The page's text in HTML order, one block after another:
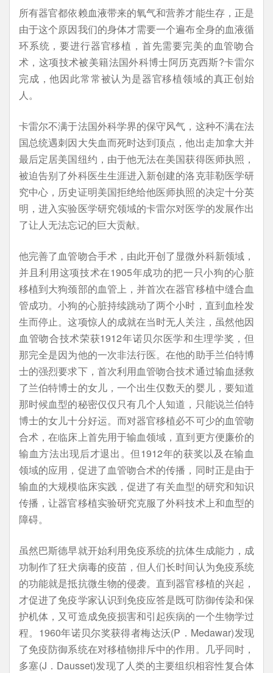
所有器官都依赖血液带来的氧气和营养才能生存，正是
由于这个原因我们的身体才需要一个遍布全身的血液循
环系统，要进行器官移植，首先需要完美的血管吻合
术，这项技术被美籍法国外科博士阿历克西斯?卡雷尔
完成，他因此常常被认为是器官移植领域的真正创始
人。
卡雷尔不满于法国外科学界的保守风气，这种不满在法
国总统遇刺因大失血而死时达到顶点，他出走加拿大并
最后定居美国纽约，由于他无法在美国获得医师执照，
被迫告别了外科医生生涯进入新创建的洛克菲勒医学研
究中心，历史证明美国拒绝给他医师执照的决定十分英
明，进入实验医学研究领域的卡雷尔对医学的发展作出
了让人无法忘记的巨大贡献。
他完善了血管吻合手术，由此开创了显微外科新领域，
并且利用这项技术在1905年成功的把一只小狗的心脏
移植到大狗颈部的血管上，并首次在器官移植中缝合血
管成功。小狗的心脏持续跳动了两个小时，直到血栓发
生而停止。这项惊人的成就在当时无人关注，虽然他因
血管吻合技术荣获1912年诺贝尔医学和生理学奖，但
那完全是因为他的一次非法行医。在他的助手兰伯特博
士的强烈要求下，首次利用血管吻合技术通过输血拯救
了兰伯特博士的女儿，一个出生仅数天的婴儿，要知道
那时候血型的秘密仅仅只有几个人知道，只能说兰伯特
博士的女儿十分好运。而对器官移植必不可少的血管吻
合术，在临床上首先用于输血领域，直到更方便廉价的
输血方法出现后才退出。但1912年的获奖以及在输血
领域的应用，促进了血管吻合术的传播，同时正是由于
输血的大规模临床实践，促进了有关血型的研究和知识
传播，让器官移植实验研究克服了外科技术上和血型的
障碍。
虽然巴斯德早就开始利用免疫系统的抗体生成能力，成
功制作了狂犬病毒的疫苗，但人们长时间认为免疫系统
的功能就是抵抗微生物的侵袭。直到器官移植的兴起，
才促进了免疫学家认识到免疫应答是既可防御传染和保
护机体，又可造成免疫损害和引起疾病的一个生物学过
程。1960年诺贝尔奖获得者梅达沃(P．Medawar)发现
了免疫防御系统在对移植物排斥中的作用。几乎同时，
多塞(J．Dausset)发现了人类的主要组织相容性复合体